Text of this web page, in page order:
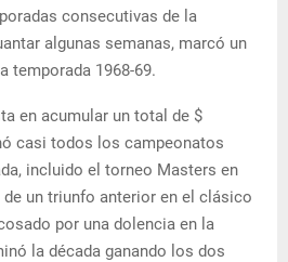
consecutivas de la
algunas semanas, marcó un
temporada 1968-69.
en acumular un total de $
casi todos los campeonatos
incluido el torneo Masters en
de un triunfo anterior en el clásico
por una dolencia en la
la década ganando los dos